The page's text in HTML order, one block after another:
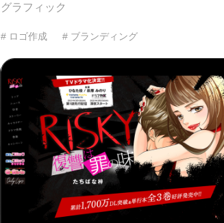
グラフィック
# ロゴ作成 # ブランディング